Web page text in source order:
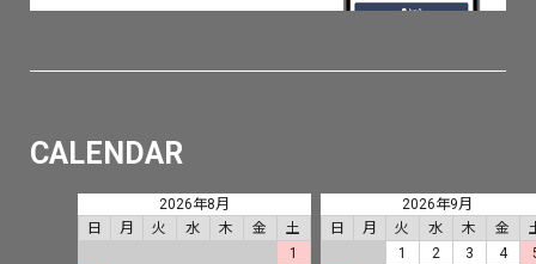
CALENDAR
2026年8月
日
月 火 水 木 金
土
1
2026年9月
日
月 火 水 木 金
1
2 3 4